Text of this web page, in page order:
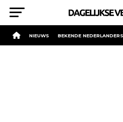
NIEUWS BEKENDE NEDERLANDERS